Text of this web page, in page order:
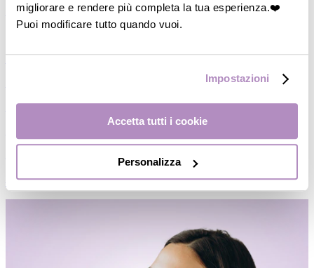
migliorare e rendere più completa la tua esperienza.❤️
Puoi modificare tutto quando vuoi.
Impostazioni
Accetta tutti i cookie
Personalizza
―Vedi tutto
―Reggiseni gravidanza/Allattamento